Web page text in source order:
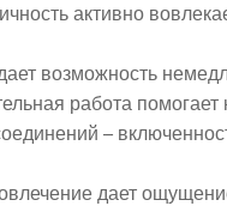
активно
возможность
работа
–
дает